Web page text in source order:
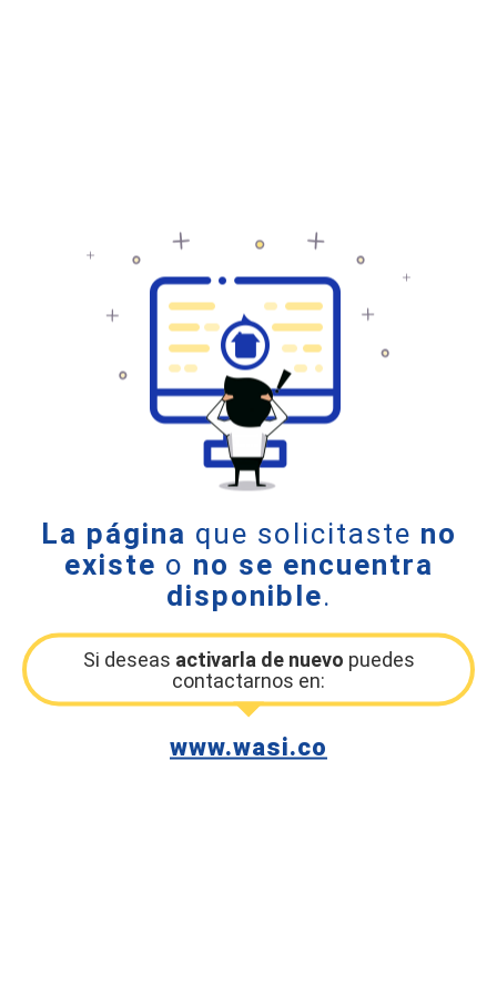
La página que solicitaste no
existe o no se encuentra
disponible.
Si deseas activarla de nuevo puedes
contactarnos en:
www.wasi.co